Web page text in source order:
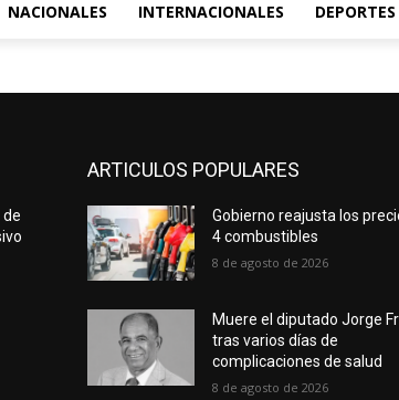
NACIONALES INTERNACIONALES DEPORTES
de
ARTICULOS POPULARES
Gobierno reajusta los
4 combustibles
8 de agosto de 2026
Muere el diputado Jorge
tras varios días de
complicaciones de salud
8 de agosto de 2026